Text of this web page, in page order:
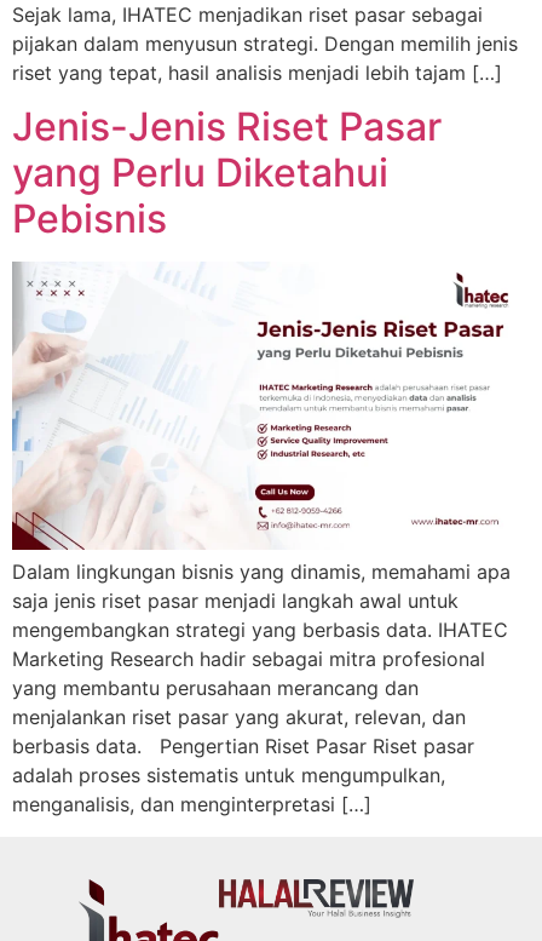
Sejak lama, IHATEC menjadikan riset pasar sebagai
pijakan dalam menyusun strategi. Dengan memilih jenis
riset yang tepat, hasil analisis menjadi lebih tajam […]
Jenis-Jenis Riset Pasar
yang Perlu Diketahui
Pebisnis
Dalam lingkungan bisnis yang dinamis, memahami apa
saja jenis riset pasar menjadi langkah awal untuk
mengembangkan strategi yang berbasis data. IHATEC
Marketing Research hadir sebagai mitra profesional
yang membantu perusahaan merancang dan
menjalankan riset pasar yang akurat, relevan, dan
berbasis data. Pengertian Riset Pasar Riset pasar
adalah proses sistematis untuk mengumpulkan,
menganalisis, dan menginterpretasi […]